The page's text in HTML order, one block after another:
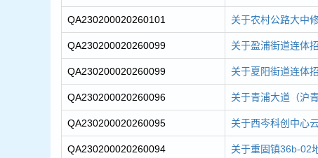
QA230200020260101 关于农村公路大中
QA230200020260099 关于盈浦街道连体
QA230200020260099 关于夏阳街道连体
QA230200020260096 关于青浦大道（沪
QA230200020260095 关于西岑科创中心
QA230200020260094 关于重固镇36b-02